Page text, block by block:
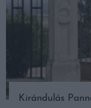
Kirándulás